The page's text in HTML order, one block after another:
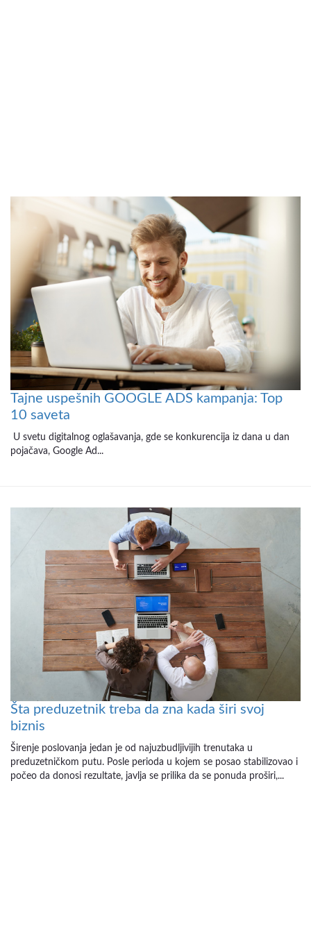
Tajne uspešnih GOOGLE ADS kampanja: Top
10 saveta
U svetu digitalnog oglašavanja, gde se konkurencija iz dana u dan
pojačava, Google Ad...
Šta preduzetnik treba da zna kada širi svoj
biznis
Širenje poslovanja jedan je od najuzbudljivijih trenutaka u
preduzetničkom putu. Posle perioda u kojem se posao stabilizovao i
počeo da donosi rezultate, javlja se prilika da se ponuda proširi,...